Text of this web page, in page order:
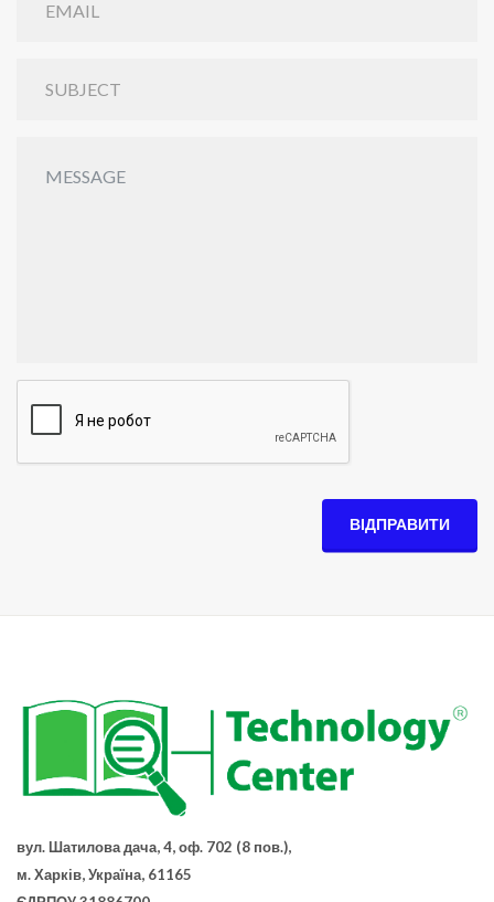
ВІДПРАВИТИ
вул. Шатилова дача, 4, оф. 702 (8 пов.),
м. Харків, Україна, 61165